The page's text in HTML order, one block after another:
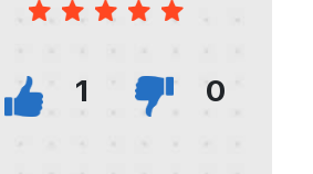
1 0